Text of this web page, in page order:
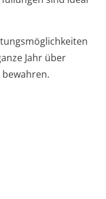
Jahr über